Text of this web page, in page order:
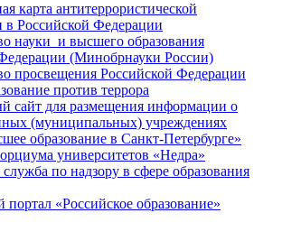
карта антитеррористической
в Российской Федерации
науки и высшего образования
(Минобрнауки России)
просвещения Российской Федерации
против террора
сайт для размещения информации о
(муниципальных) учреждениях
образование в Санкт-Петербурге»
университетов «Недра»
по надзору в сфере образования
«Российское образование»